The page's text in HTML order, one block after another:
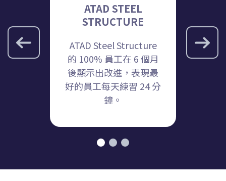
員工
升。
ATAD STEEL
STRUCTURE
ATAD Steel Structure
的 100% 員工在 6 個月
後顯示出改進，表現最
好的員工每天練習 24 分
鐘。
就像一
我們的
用